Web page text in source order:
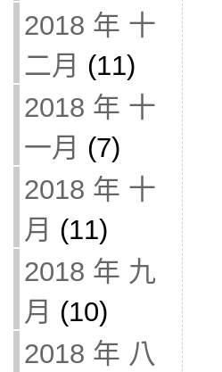
2018 年 十
二月 (11)
2018 年 十
一月 (7)
2018 年 十
月 (11)
2018 年 九
月 (10)
2018 年 八